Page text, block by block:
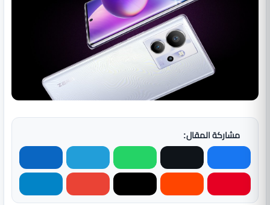
مشاركة المقال: